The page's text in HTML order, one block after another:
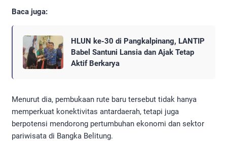
Baca juga:
HLUN ke-30 di Pangkalpinang, LANTIP
Babel Santuni Lansia dan Ajak Tetap
Aktif Berkarya
Menurut dia, pembukaan rute baru tersebut tidak hanya
memperkuat konektivitas antardaerah, tetapi juga
berpotensi mendorong pertumbuhan ekonomi dan sektor
pariwisata di Bangka Belitung.